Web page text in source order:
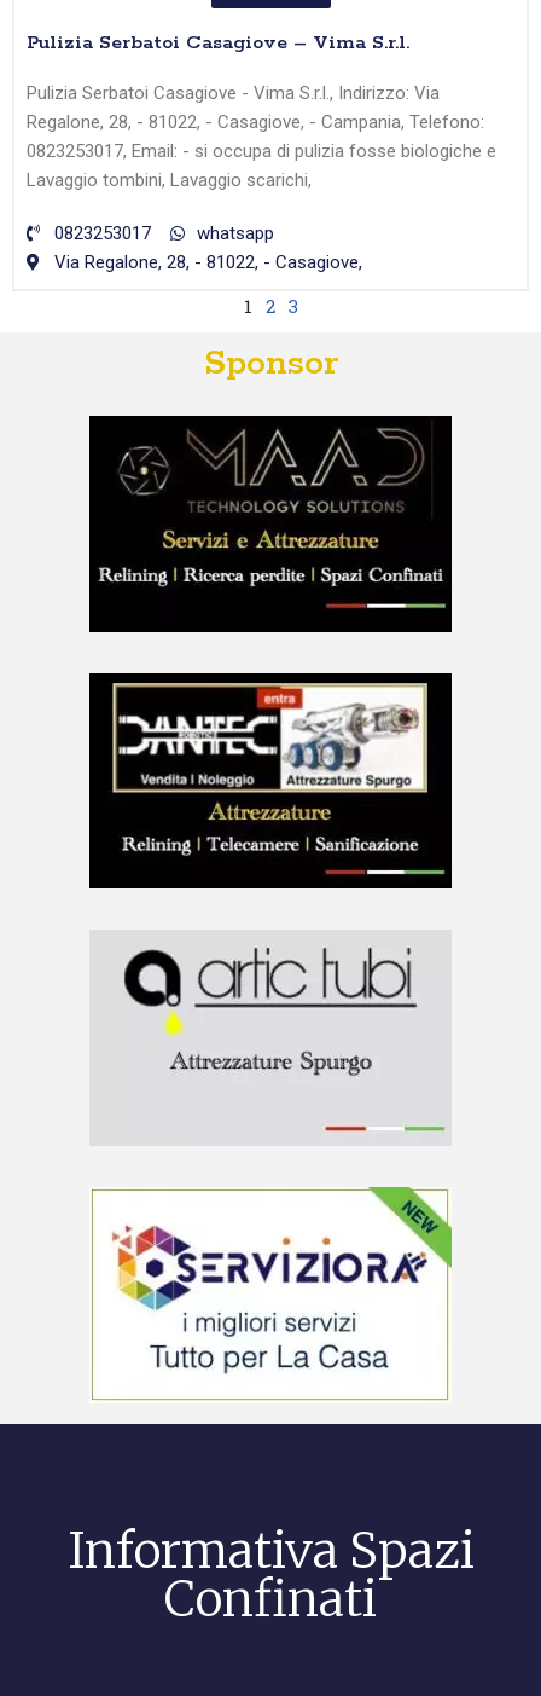
Pulizia Serbatoi Casagiove – Vima S.r.l.
Pulizia Serbatoi Casagiove - Vima S.r.l., Indirizzo: Via
Regalone, 28, - 81022, - Casagiove, - Campania, Telefono:
0823253017, Email: - si occupa di pulizia fosse biologiche e
Lavaggio tombini, Lavaggio scarichi,
0823253017
whatsapp
Via Regalone, 28, - 81022, - Casagiove,
1 2 3
Sponsor
Informativa Spazi
Confinati